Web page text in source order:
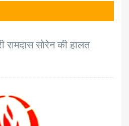
रामदास सोरेन की हालत